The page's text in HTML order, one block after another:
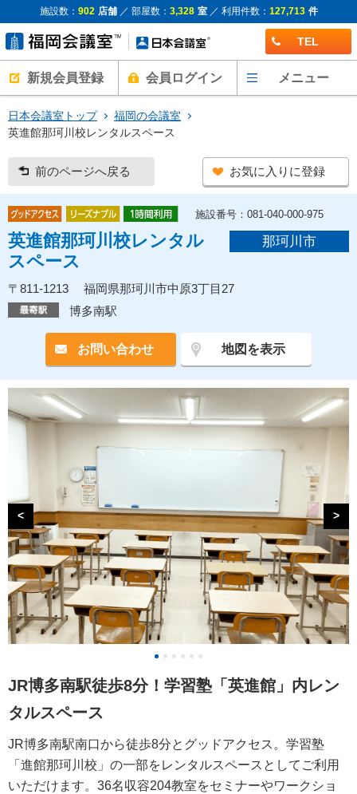
施設数： 902 店舗／ 部屋数： 3,328 室／ 利用件数： 127,713 件
TEL
新規会員登録 会員ログイン メニュー
日本会議室トップ
福岡の会議室
英進館那珂川校レンタルスペース
前のページへ戻る お気に入りに登録
施設番号：081-040-000-975
英進館那珂川校レンタル
スペース
那珂川市
〒811-1213 福岡県那珂川市中原3丁目27
博多南駅
お問い合わせ 地図を表示
< >
JR博多南駅徒歩8分！学習塾「英進館」内レン
タルスペース
JR博多南駅南口から徒歩8分とグッドアクセス。学習塾
「進館那珂川校」の一部をレンタルスペースとしてご利用
いただけます。36名収容204教室をセミナーやワークショ